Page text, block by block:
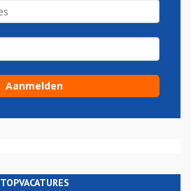
TOPVACATURES